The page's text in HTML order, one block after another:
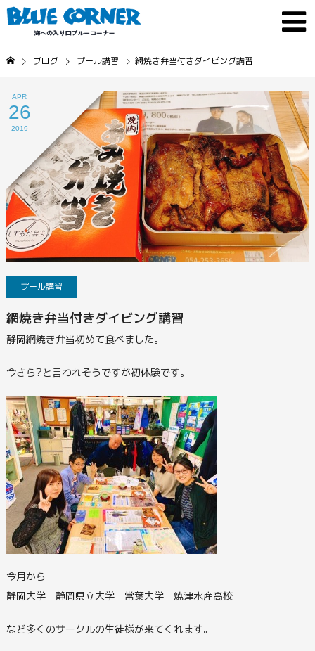
ブログ プール講習 網焼き弁当付きダイビング講習
APR
26
2019
プール講習
網焼き弁当付きダイビング講習
静岡網焼き弁当初めて食べました。
今さら?と言われそうですが初体験です。
今月から
静岡大学 静岡県立大学 常葉大学 焼津水産高校
など多くのサークルの生徒様が来てくれます。